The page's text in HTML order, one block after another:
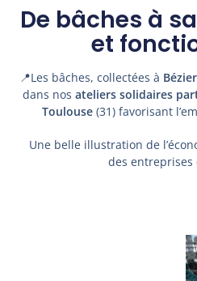
De bâches à
et
📍Les bâches, collectées à
dans nos ateliers solidaires
Toulouse(31) favorisant
Une belle illustration de
des entreprises